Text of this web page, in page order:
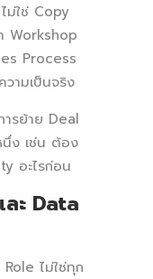
ม่ใช่ Copy
Workshop
Process
ามเป็นจริง
รย้าย Deal
ง เช่น ต้อง
อะไรก่อน
ะ Data
ไม่ใช่ทุก